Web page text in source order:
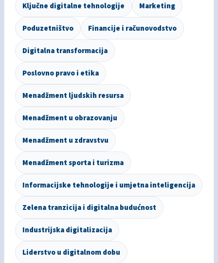
Ključne digitalne tehnologije Marketing
Poduzetništvo Financije i računovodstvo
Digitalna transformacija
Poslovno pravo i etika
Menadžment ljudskih resursa
Menadžment u obrazovanju
Menadžment u zdravstvu
Menadžment sporta i turizma
Informacijske tehnologije i umjetna inteligencija
Zelena tranzicija i digitalna budućnost
Industrijska digitalizacija
Liderstvo u digitalnom dobu